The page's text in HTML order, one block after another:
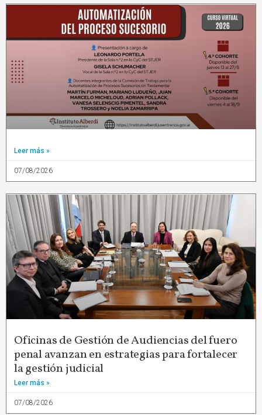
Leer más »
07/08/2026
Oficinas de Gestión de Audiencias del fuero
penal avanzan en estrategias para fortalecer
la gestión judicial
Leer más »
07/08/2026